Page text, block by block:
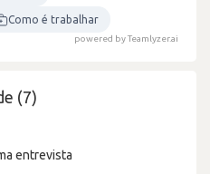
Como é trabalhar
powered by Teamlyzer.ai
(7)
entrevista